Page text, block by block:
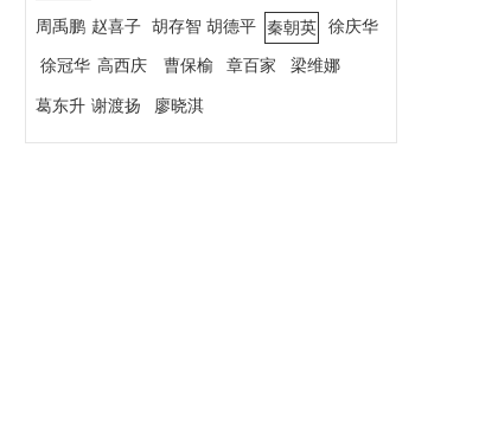
赵喜子
谢渡扬
秦朝英
徐冠华
徐庆华
胡存智
周禹鹏
曹保榆 梁维娜
葛东升 廖晓淇
胡德平
高西庆 章百家